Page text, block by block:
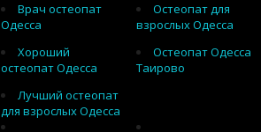
Врач остеопат
Одесса
Остеопат для
взрослых Одесса
Хороший
остеопат Одесса
Остеопат Одесса
Таирово
Лучший остеопат
для взрослых Одесса